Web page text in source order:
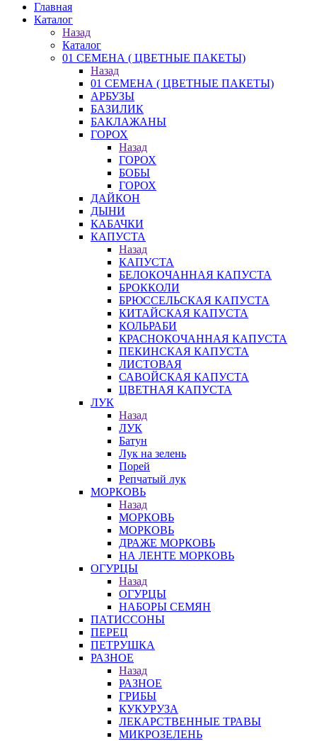
Главная
Каталог
Назад
Каталог
01 СЕМЕНА ( ЦВЕТНЫЕ ПАКЕТЫ)
Назад
01 СЕМЕНА ( ЦВЕТНЫЕ ПАКЕТЫ)
АРБУЗЫ
БАЗИЛИК
БАКЛАЖАНЫ
ГОРОХ
Назад
ГОРОХ
БОБЫ
ГОРОХ
ДАЙКОН
ДЫНИ
КАБАЧКИ
КАПУСТА
Назад
КАПУСТА
БЕЛОКОЧАННАЯ КАПУСТА
БРОККОЛИ
БРЮССЕЛЬСКАЯ КАПУСТА
КИТАЙСКАЯ КАПУСТА
КОЛЬРАБИ
КРАСНОКОЧАННАЯ КАПУСТА
ПЕКИНСКАЯ КАПУСТА
ЛИСТОВАЯ
САВОЙСКАЯ КАПУСТА
ЦВЕТНАЯ КАПУСТА
ЛУК
Назад
ЛУК
Батун
Лук на зелень
Порей
Репчатый лук
МОРКОВЬ
Назад
МОРКОВЬ
МОРКОВЬ
ДРАЖЕ МОРКОВЬ
НА ЛЕНТЕ МОРКОВЬ
ОГУРЦЫ
Назад
ОГУРЦЫ
НАБОРЫ СЕМЯН
ПАТИССОНЫ
ПЕРЕЦ
ПЕТРУШКА
РАЗНОЕ
Назад
РАЗНОЕ
ГРИБЫ
КУКУРУЗА
ЛЕКАРСТВЕННЫЕ ТРАВЫ
МИКРОЗЕЛЕНЬ